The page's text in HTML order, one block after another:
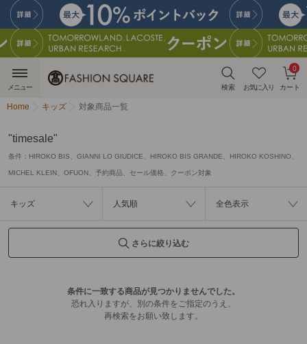
検索 お気に入り カート
0
メニュー
Home キッズ 対象商品一覧
"timesale"
条件： HIROKO BIS、GIANNI LO GIUDICE、HIROKO BIS GRANDE、HIROKO KOSHINO、
MICHEL KLEIN、OFUON、予約商品、セール価格、クーポン対象
キッズ 人気順 全色表示
さらに絞り込む
条件に一致する商品が見つかりませんでした。
恐れ入りますが、別の条件をご指定のうえ、
再検索をお願い致します。